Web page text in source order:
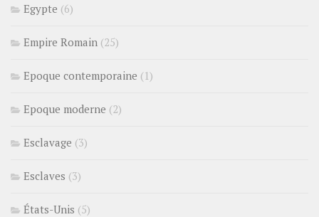
Egypte (6)
Empire Romain (25)
Epoque contemporaine (1)
Epoque moderne (2)
Esclavage (3)
Esclaves (3)
États-Unis (5)